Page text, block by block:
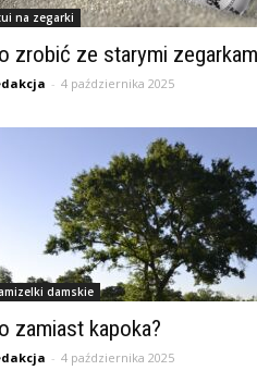
na zegarki
zrobić ze starymi
- 4 października 2025
damskie
zamiast kapoka?
- 4 października 2025